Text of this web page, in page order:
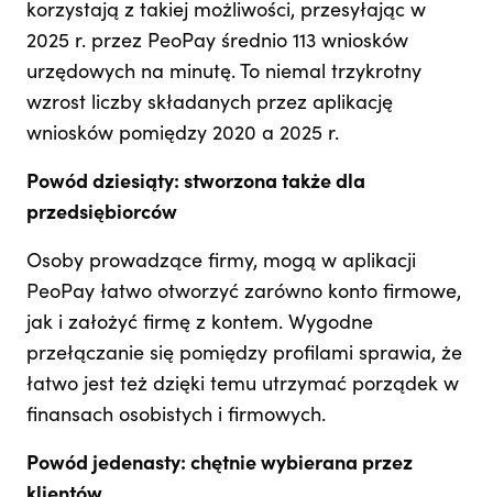
korzystają z takiej możliwości, przesyłając w
2025 r. przez PeoPay średnio 113 wniosków
urzędowych na minutę. To niemal trzykrotny
wzrost liczby składanych przez aplikację
wniosków pomiędzy 2020 a 2025 r.
Powód dziesiąty: stworzona także dla
przedsiębiorców
Osoby prowadzące firmy, mogą w aplikacji
PeoPay łatwo otworzyć zarówno konto firmowe,
jak i założyć firmę z kontem. Wygodne
przełączanie się pomiędzy profilami sprawia, że
łatwo jest też dzięki temu utrzymać porządek w
finansach osobistych i firmowych.
Powód jedenasty: chętnie wybierana przez